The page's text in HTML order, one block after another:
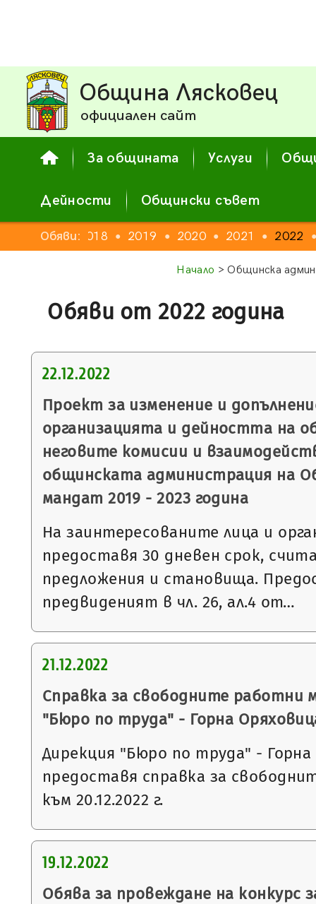
Община Лясковец
официален сайт
За общината Услуги
Дейности Общински съвет
Обяви:
2017 ● 2018 ● 2019 ● 2020 ● 2021 ● 2022 ●
Начало > Общинска
Обяви от 2022 година
22.12.2022
Проект за изменение и
организацията и дейността на
неговите комисии и
общинската администрация на
мандат 2019 - 2023 година
На заинтересованите лица и
предоставя 30 дневен срок,
предложения и становища.
предвиденият в чл. 26, ал.4 от…
21.12.2022
Справка за свободните работни
"Бюро по труда" - Горна
Дирекция "Бюро по труда" -
предоставя справка за
към 20.12.2022 г.
19.12.2022
Обява за провеждане на конкурс